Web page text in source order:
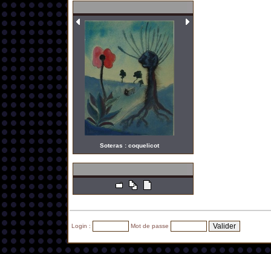
Soteras : coquelicot
Login : Mot de passe